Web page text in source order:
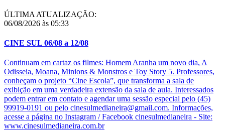
ÚLTIMA ATUALIZAÇÃO:
06/08/2026 às 05:33
CINE SUL 06/08 a 12/08
Continuam em cartaz os filmes: Homem Aranha um novo dia, A
Odisseia, Moana, Minions & Monstros e Toy Story 5. Professores,
conheçam o projeto “Cine Escola”, que transforma a sala de
exibição em uma verdadeira extensão da sala de aula. Interessados
podem entrar em contato e agendar uma sessão especial pelo (45)
99919-0191 ou pelo cinesulmedianeira@gmail.com. Informações,
acesse a página no Instagram / Facebook cinesulmedianeira - Site:
www.cinesulmedianeira.com.br